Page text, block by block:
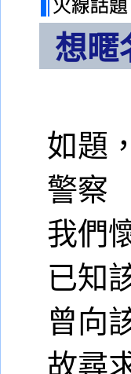
想暱
如題
警察
我們
已知
曾向
故尋